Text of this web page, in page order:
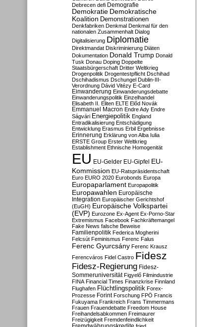
Debrecen defi Demografie
Demokratie Demokratische
Koalition Demonstrationen
Denkfabriken Denkmal Denkmal für den
nationalen Zusammenhalt Dialog
Digitalisierung Diplomatie
Direktmandat Diskriminierung Diäten
Dokumentation Donald Trump Donald
Tusk Donau Doping Doppelte
Staatsbürgerschaft Dritter Weltkrieg
Drogenpolitik Drogentestpflicht Dschihad
Dschihadismus Dschungel Dublin-III-
Verordnung Dávid Vitézy E-Card
Einwanderung Einwanderungsdebatte
Einwanderungspolitik Einzelhandel
Elisabeth II. Eliten ELTE Előd Novák
Emmanuel Macron Endre Ady Endre
Ságvári Energiepolitik England
Entradikalisierung Entschädigung
Entwicklung Erasmus Erbil Ergebnisse
Erinnerung Erklärung von Alba Iulia
ERSTE Group Erster Weltkrieg
Establishment Ethnische Homogenität
EU EU-Gelder EU-Gipfel EU-
Kommission EU-Ratspräsidentschaft
Euro EURO 2020 Eurobonds Europa
Europaparlament Europapolitik
Europawahlen Europäische
Integration Europäischer Gerichtshof
(EuGH) Europäische Volkspartei
(EVP) Eurozone Ex-Agent Ex-Porno-Star
Extremismus Facebook Fachkräftemangel
Fake News falsche Beweise
Familienpolitik Federica Mogherini
Felcsút Feminismus Ferenc Falus
Ferenc Gyurcsány Ferenc Krausz
Ferencváros Fidel Castro Fidesz
Fidesz-Regierung Fidesz-
Sommeruniversität Figyelő Filmindustrie
FINA Financial Times Finanzkrise Finnland
Flughafen Flüchtlingspolitik Forex-
Prozesse Forint Forschung FPÖ Francis
Fukuyama Frankreich Frans Timmermans
Frauen Frauendebatte Freedom House
Freihandelsabkommen Freimaurer
Freizügigkeit Fremdenfeindlichkeit